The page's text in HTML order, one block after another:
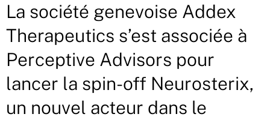
La société genevoise Addex
Therapeutics s’est associée à
Perceptive Advisors pour
lancer la spin-off Neurosterix,
un nouvel acteur dans le